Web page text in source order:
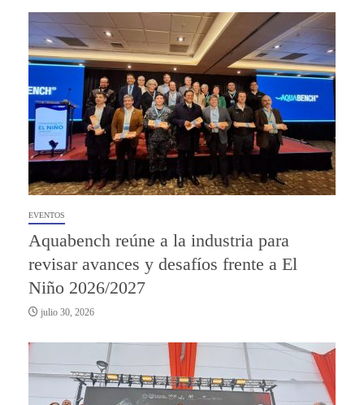
EVENTOS
Aquabench reúne a la industria para
revisar avances y desafíos frente a El
Niño 2026/2027
julio 30, 2026